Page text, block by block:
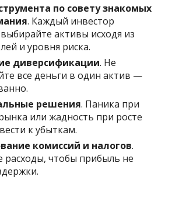
по совету знакомых
. Каждый инвестор
активы исходя из
и уровня риска.
диверсификации. Не
все деньги в один актив —
решения. Паника при
или жадность при росте
к убыткам.
комиссий и налогов.
расходы, чтобы прибыль не